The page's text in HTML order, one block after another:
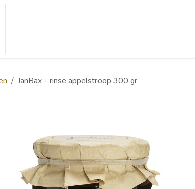
JanBax - rinse appelstroop 300 gr